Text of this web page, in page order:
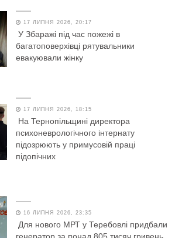
17 ЛИПНЯ 2026, 20:17
У Збаражі під час пожежі в
багатоповерхівці рятувальники
евакуювали жінку
17 ЛИПНЯ 2026, 18:15
На Тернопільщині директора
психоневрологічного інтернату
підозрюють у примусовій праці
підопічних
16 ЛИПНЯ 2026, 23:35
Для нового МРТ у Теребовлі придбали
генератор за понад 805 тисяч гривень